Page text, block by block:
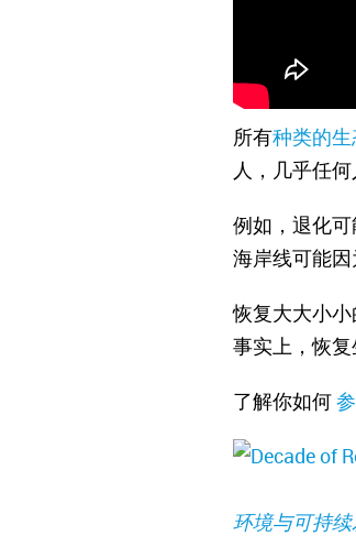
所有种类的
人，几乎任
例如，退化
海岸线可能
恢复大大小
事实上，恢
了解你如何
环境与可持